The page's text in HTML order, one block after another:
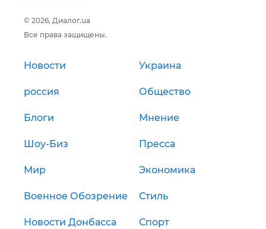
© 2026, Диалог.ua
Все права защищены.
Новости Украина
россия Общество
Блоги Мнение
Шоу-Биз Пресса
Мир Экономика
Военное Обозрение Стиль
Новости Донбасса Спорт